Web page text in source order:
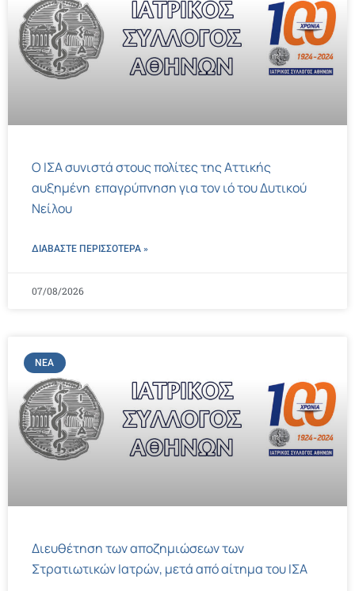
Ο ΙΣΑ συνιστά στους πολίτες της Αττικής
αυξημένη επαγρύπνηση για τον ιό του Δυτικού
Νείλου
ΔΙΑΒΑΣΤΕ ΠΕΡΙΣΣΌΤΕΡΑ »
07/08/2026
ΝΈΑ
Διευθέτηση των αποζημιώσεων των
Στρατιωτικών Ιατρών, μετά από αίτημα του ΙΣΑ